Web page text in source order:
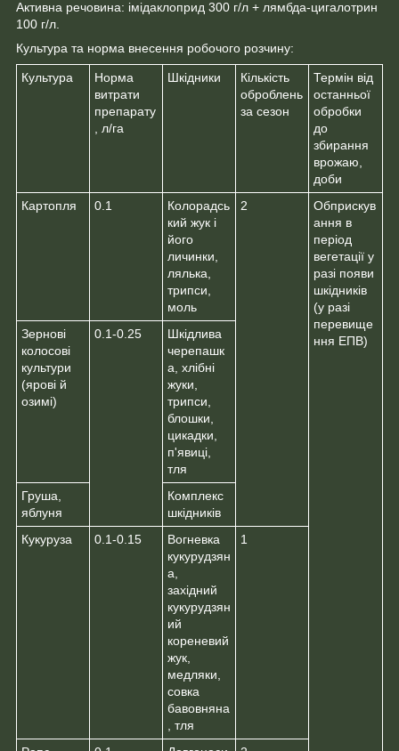
Активна речовина: імідаклоприд 300 г/л + лямбда-цигалотрин
100 г/л.
Культура та норма внесення робочого розчину:
Культура
Норма
витрати
препарату
, л/га
Шкідники
Кількість
оброблень
за сезон
Термін від
останньої
обробки
до
збирання
врожаю,
доби
Картопля
0.1
Колорадсь
кий жук і
його
личинки,
лялька,
трипси,
моль
2
Обприскув
ання в
період
вегетації у
разі появи
шкідників
(у разі
перевище
ння ЕПВ)
Зернові
колосові
культури
(ярові й
озимі)
0.1-0.25
Шкідлива
черепашк
а, хлібні
жуки,
трипси,
блошки,
цикадки,
п'явиці,
тля
Груша,
яблуня
Комплекс
шкідників
Кукуруза
0.1-0.15
Вогневка
кукурудзян
а,
західний
кукурудзян
ий
кореневий
жук,
медляки,
совка
бавовняна
, тля
1